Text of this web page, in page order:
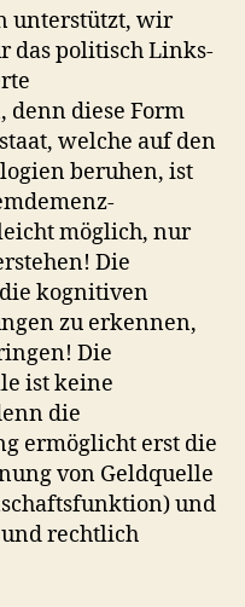
unterstützt, wir
das politisch Links-
diese Form
welche auf den
beruhen, ist
möglich, nur
Die
kognitiven
zu erkennen,
Die
ist keine
die
ermöglicht erst die
von Geldquelle
und
rechtlich